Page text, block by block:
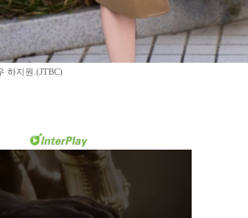
하지원.(JTBC)